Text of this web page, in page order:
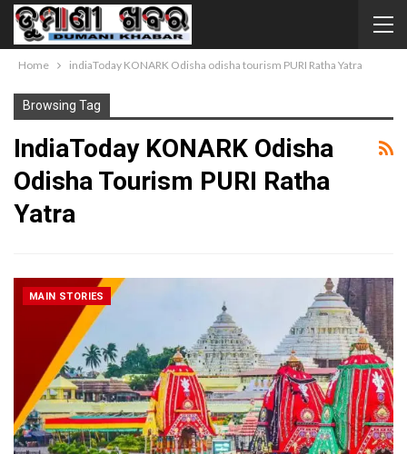
Home indiaToday KONARK Odisha odisha tourism PURI Ratha Yatra
Browsing Tag
IndiaToday KONARK Odisha
Odisha Tourism PURI Ratha
Yatra
MAIN STORIES